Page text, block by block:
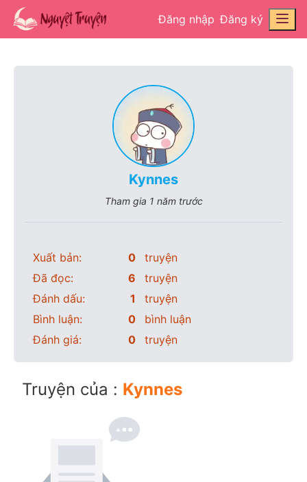
Đăng nhập Đăng ký
Kynnes
Tham gia 1 năm trước
Xuất bản: 0
truyện
Đã đọc:
6
truyện
Đánh dấu:
1
truyện
Bình luận:
0
bình luận
Đánh giá:
0 truyện
Truyện của : Kynnes